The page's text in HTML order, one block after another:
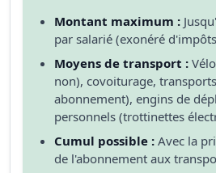
Montant maximum :
par salarié (exonéré
Moyens de transport :
non), covoiturage,
abonnement), engins de
personnels (trottinettes
Cumul possible : Avec la
de l'abonnement aux